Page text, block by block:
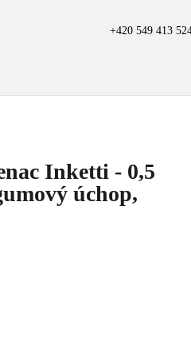
+420 549 413
Inketti - 0,5
úchop,